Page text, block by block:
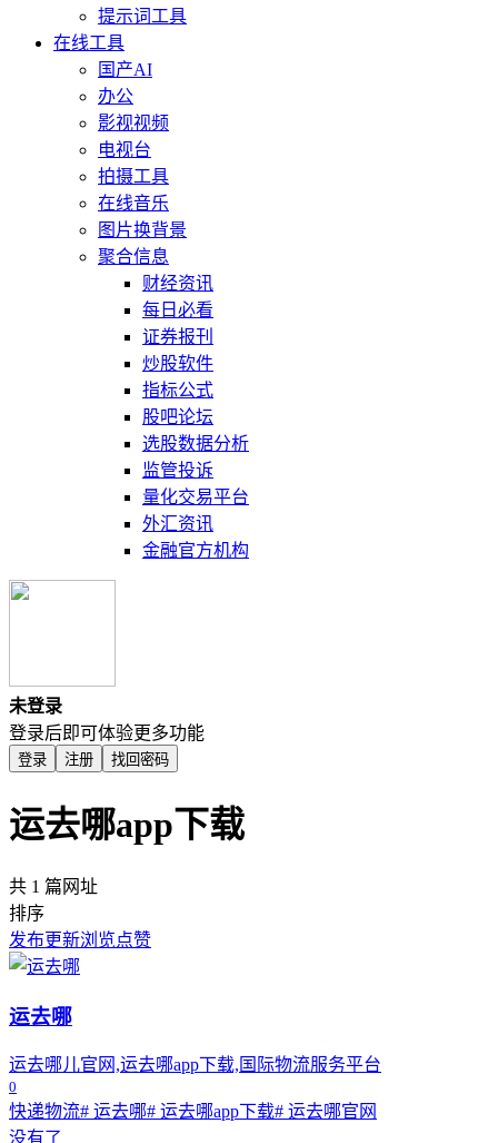
提示词工具
在线工具
国产AI
办公
影视视频
电视台
拍摄工具
在线音乐
图片换背景
聚合信息
财经资讯
每日必看
证券报刊
炒股软件
指标公式
股吧论坛
选股数据分析
监管投诉
量化交易平台
外汇资讯
金融官方机构
未登录
登录后即可体验更多功能
登录 注册 找回密码
运去哪app下载
共 1 篇网址
排序
发布更新浏览点赞
运去哪
运去哪儿官网,运去哪app下载,国际物流服务平台
0
快递物流# 运去哪# 运去哪app下载# 运去哪官网
没有了